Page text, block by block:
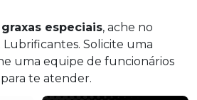
graxas especiais, ache no
Solicite uma
uma equipe de funcionários
te atender.